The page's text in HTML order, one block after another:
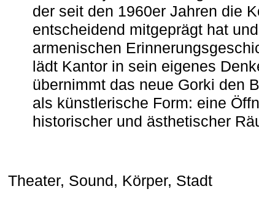
der seit den 1960er Jahren die
entscheidend mitgeprägt hat
armenischen
lädt Kantor in sein eigenes
übernimmt das neue Gorki den
als künstlerische Form: eine
historischer und ästhetischer
Theater, Sound, Körper, Stadt